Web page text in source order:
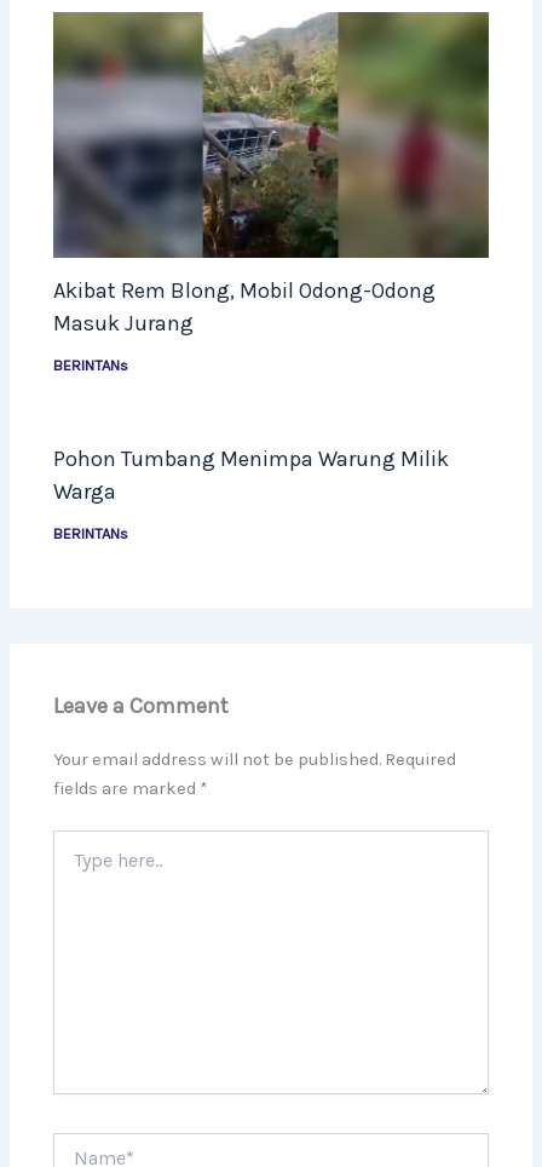
Akibat Rem Blong, Mobil Odong-Odong
Masuk Jurang
BERINTANs
Pohon Tumbang Menimpa Warung Milik
Warga
BERINTANs
Leave a Comment
Your email address will not be published. Required
fields are marked *
here..